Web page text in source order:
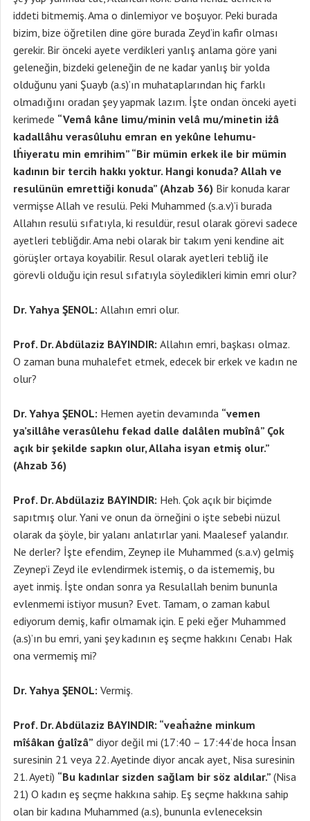
iddeti bitmemiş. Ama o dinlemiyor ve boşuyor. Peki burada
bizim, bize öğretilen dine göre burada Zeyd’in kafir olması
gerekir. Bir önceki ayete verdikleri yanlış anlama göre yani
geleneğin, bizdeki geleneğin de ne kadar yanlış bir yolda
olduğunu yani Şuayb (a.s)’ın muhataplarından hiç farklı
olmadığını oradan şey yapmak lazım. İşte ondan önceki ayeti
kerimede “Vemâ kâne limu/minin velâ mu/minetin iżâ
kadallâhu verasûluhu emran en yekûne lehumu-
lḣiyeratu min emrihim” “Bir mümin erkek ile bir mümin
kadının bir tercih hakkı yoktur. Hangi konuda? Allah ve
resulünün emrettiği konuda” (Ahzab 36) Bir konuda karar
vermişse Allah ve resulü. Peki Muhammed (s.a.v)’i burada
Allahın resulü sıfatıyla, ki resuldür, resul olarak görevi sadece
ayetleri tebliğdir. Ama nebi olarak bir takım yeni kendine ait
görüşler ortaya koyabilir. Resul olarak ayetleri tebliğ ile
görevli olduğu için resul sıfatıyla söyledikleri kimin emri olur?
Dr. Yahya ŞENOL: Allahın emri olur.
Prof. Dr. Abdülaziz BAYINDIR: Allahın emri, başkası olmaz.
O zaman buna muhalefet etmek, edecek bir erkek ve kadın ne
olur?
Dr. Yahya ŞENOL: Hemen ayetin devamında “vemen
ya’sillâhe verasûlehu fekad dalle dalâlen mubînâ” Çok
açık bir şekilde sapkın olur, Allaha isyan etmiş olur.”
(Ahzab 36)
Prof. Dr. Abdülaziz BAYINDIR: Heh. Çok açık bir biçimde
sapıtmış olur. Yani ve onun da örneğini o işte sebebi nüzul
olarak da şöyle, bir yalanı anlatırlar yani. Maalesef yalandır.
Ne derler? İşte efendim, Zeynep ile Muhammed (s.a.v) gelmiş
Zeynep’i Zeyd ile evlendirmek istemiş, o da istememiş, bu
ayet inmiş. İşte ondan sonra ya Resulallah benim bununla
evlenmemi istiyor musun? Evet. Tamam, o zaman kabul
ediyorum demiş, kafir olmamak için. E peki eğer Muhammed
(a.s)’ın bu emri, yani şey kadının eş seçme hakkını Cenabı Hak
ona vermemiş mi?
Dr. Yahya ŞENOL: Vermiş.
Prof. Dr. Abdülaziz BAYINDIR: “veaḣażne minkum
mîśâkan ġalîzâ” diyor değil mi (17:40 – 17:44’de hoca İnsan
suresinin 21 veya 22. Ayetinde diyor ancak ayet, Nisa suresinin
21. Ayeti) “Bu kadınlar sizden sağlam bir söz aldılar.” (Nisa
21) O kadın eş seçme hakkına sahip. Eş seçme hakkına sahip
olan bir kadına Muhammed (a.s), bununla evleneceksin